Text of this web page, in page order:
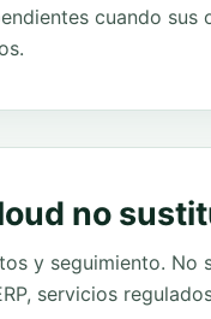
cuando
no
y seguimiento.
servicios